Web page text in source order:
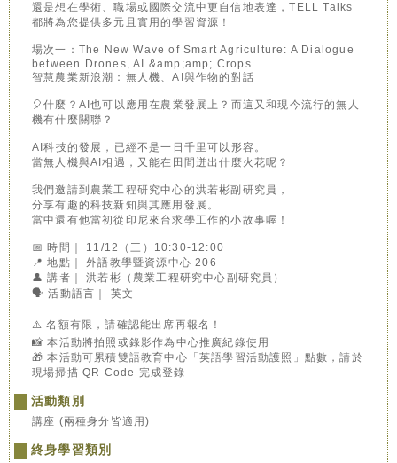
還是想在學術、職場或國際交流中更自信地表達，TELL Talks
都將為您提供多元且實用的學習資源！
場次一：The New Wave of Smart Agriculture: A Dialogue
between Drones, AI &amp;amp; Crops
智慧農業新浪潮：無人機、AI與作物的對話
🎈什麼？AI也可以應用在農業發展上？而這又和現今流行的無人
機有什麼關聯？
AI科技的發展，已經不是一日千里可以形容。
當無人機與AI相遇，又能在田間迸出什麼火花呢？
我們邀請到農業工程研究中心的洪若彬副研究員，
分享有趣的科技新知與其應用發展。
當中還有他當初從印尼來台求學工作的小故事喔！
📅 時間｜ 11/12（三）10:30-12:00
📍 地點｜ 外語教學暨資源中心 206
👤 講者｜ 洪若彬（農業工程研究中心副研究員）
🗣 活動語言｜ 英文
⚠️ 名額有限，請確認能出席再報名！
📸 本活動將拍照或錄影作為中心推廣紀錄使用
🎁 本活動可累積雙語教育中心「英語學習活動護照」點數，請於
現場掃描 QR Code 完成登錄
活動類別
講座 (兩種身分皆適用)
終身學習類別